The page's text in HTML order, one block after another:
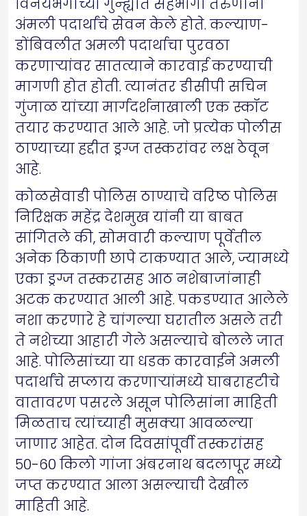
विनयभंगाच्या गुन्ह्यात सहभागी तरुणांनी
अंमली पदार्थांचे सेवन केले होते. कल्याण-
डोंबिवलीत अमली पदार्थाचा पुरवठा
करणाऱ्यांवर सातत्याने कारवाई करण्याची
मागणी होत होती. त्यानंतर डीसीपी सचिन
गुंजाळ यांच्या मार्गदर्शनाखाली एक स्कॉट
तयार करण्यात आले आहे. जो प्रत्येक पोलीस
ठाण्याच्या हद्दीत ड्रग्ज तस्करांवर लक्ष ठेवून
आहे.
कोळसेवाडी पोलिस ठाण्याचे वरिष्ठ पोलिस
निरिक्षक महेंद्र देशमुख यांनी या बाबत
सांगितले की, सोमवारी कल्याण पूर्वेतील
अनेक ठिकाणी छापे टाकण्यात आले, ज्यामध्ये
एका ड्रग्ज तस्करासह आठ नशेबाजांनाही
अटक करण्यात आली आहे. पकडण्यात आलेले
नशा करणारे हे चांगल्या घरातील असले तरी
ते नशेच्या आहारी गेले असल्याचे बोलले जात
आहे. पोलिसांच्या या धडक कारवाईने अमली
पदार्थांचे सप्लाय करणाऱ्यांमध्ये घाबराहटीचे
वातावरण पसरले असून पोलिसांना माहिती
मिळताच त्यांच्याही मुसक्या आवळल्या
जाणार आहेत. दोन दिवसांपूर्वी तस्करांसह
५०-६० किलो गांजा अंबरनाथ बदलापूर मध्ये
जप्त करण्यात आला असल्याची देखील
माहिती आहे.